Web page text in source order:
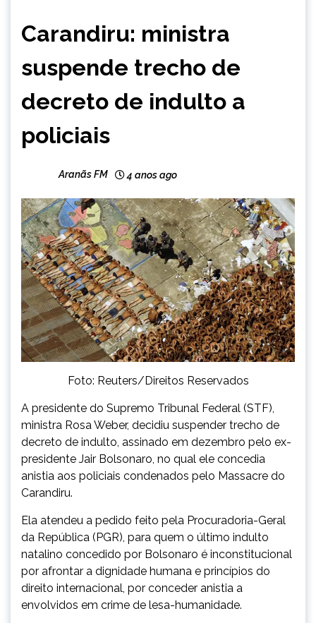
NOTÍCIAS
Carandiru: ministra
suspende trecho de
decreto de indulto a
policiais
Aranãs FM 4 anos ago
Foto: Reuters/Direitos Reservados
A presidente do Supremo Tribunal Federal (STF),
ministra Rosa Weber, decidiu suspender trecho de
decreto de indulto, assinado em dezembro pelo ex-
presidente Jair Bolsonaro, no qual ele concedia
anistia aos policiais condenados pelo Massacre do
Carandiru.
Ela atendeu a pedido feito pela Procuradoria-Geral
da República (PGR), para quem o último indulto
natalino concedido por Bolsonaro é inconstitucional
por afrontar a dignidade humana e princípios do
direito internacional, por conceder anistia a
envolvidos em crime de lesa-humanidade.